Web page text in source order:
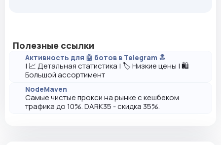
Полезные ссылки
Активность для 🤖 ботов в Telegram 🔝
| 📈 Детальная статистика | 🏷️ Низкие цены | 🛍️
Большой ассортимент
NodeMaven
Самые чистые прокси на рынке с кешбеком
трафика до 10%. DARK35 - скидка 35%.